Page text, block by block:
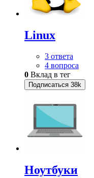
Linux
3 ответа
4 вопроса
0 Вклад в тег
Подписаться 38k
Ноутбуки